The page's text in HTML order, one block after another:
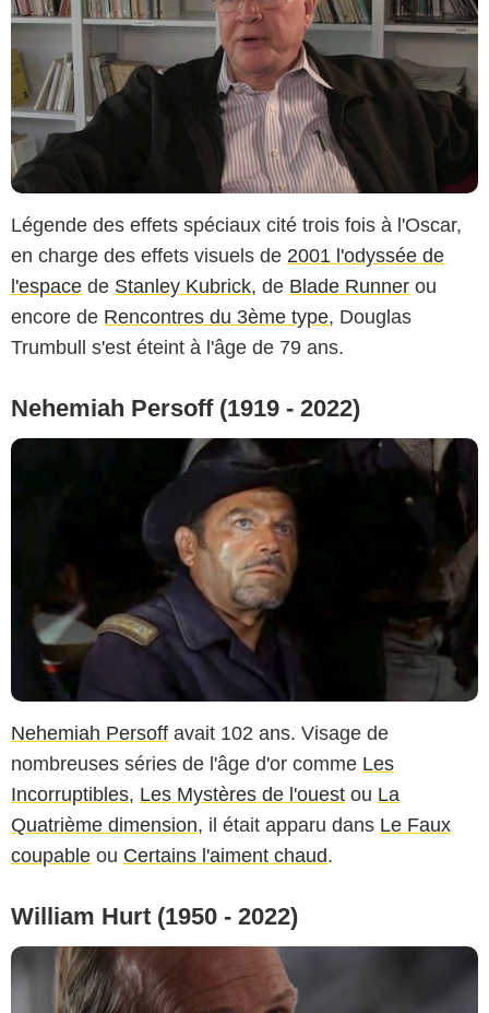
Légende des effets spéciaux cité trois fois à l'Oscar,
en charge des effets visuels de 2001 l'odyssée de
l'espace de Stanley Kubrick, de Blade Runner ou
encore de Rencontres du 3ème type, Douglas
Trumbull s'est éteint à l'âge de 79 ans.
Nehemiah Persoff (1919 - 2022)
CBS
Nehemiah Persoff avait 102 ans. Visage de
nombreuses séries de l'âge d'or comme Les
Incorruptibles, Les Mystères de l'ouest ou La
Quatrième dimension, il était apparu dans Le Faux
coupable ou Certains l'aiment chaud.
William Hurt (1950 - 2022)
Gaumont Distribution